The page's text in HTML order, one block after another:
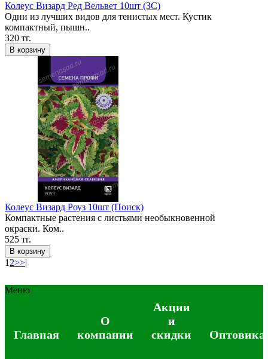
Колеус Визард Ред Вельвет 10шт (ЗС)
Одни из лучших видов для тенистых мест. Кустик
компактный, пышн..
320 тг.
В корзину
Колеус Визард Роуз 10шт (Поиск)
Компактные растения с листьями необыкновенной
окраски. Ком..
525 тг.
В корзину
1 2>>|
Меню
Главная
О
компании
Акции
и
скидки